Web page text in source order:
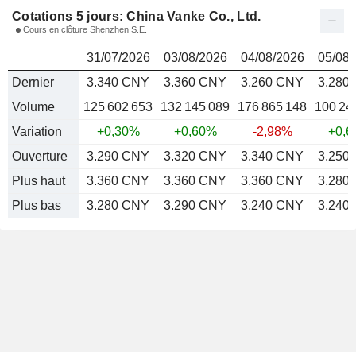
Cotations 5 jours: China Vanke Co., Ltd.
Cours en clôture Shenzhen S.E.
31/07/2026 03/08/2026 04/08/2026
05/08/
Dernier
3.340 CNY 3.360 CNY 3.260 CNY
3.280
Volume
125 602 653 132 145 089 176 865 148
100
Variation
+0,30% +0,60% -2,98%
Ouverture
3.290 CNY 3.320 CNY 3.340 CNY
3.250
Plus haut
3.360 CNY 3.360 CNY 3.360 CNY
3.280
Plus bas
3.280 CNY 3.290 CNY 3.240 CNY 3.240